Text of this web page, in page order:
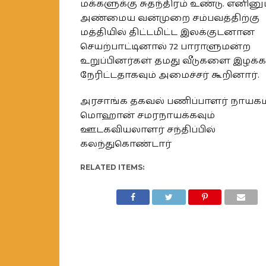
மக்களுக்கு சுதந்திரம் உண்டு.
அண்மைய வன்முறை சம்பவத்திற்கு
மத்தியில் திட்டமிட்ட இலக்குடனான
செயற்பாட்டினால் 72 பாராளுமன்ற
உறுப்பினர்கள் தமது வீடுகளை இழக்க
நேரிட்டதாகவும் அமைச்சர் கூறினார்.
அரசாங்க தகவல் பணிப்பாளர்
மொஹான் சமரநாயக்கவும்
ஊடகவியலாளர் சந்திப்பில்
கலந்துகொண்டார்
RELATED ITEMS: